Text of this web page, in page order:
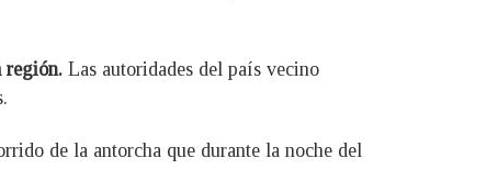
región. Las autoridades del país vecino
de la antorcha que durante la noche del